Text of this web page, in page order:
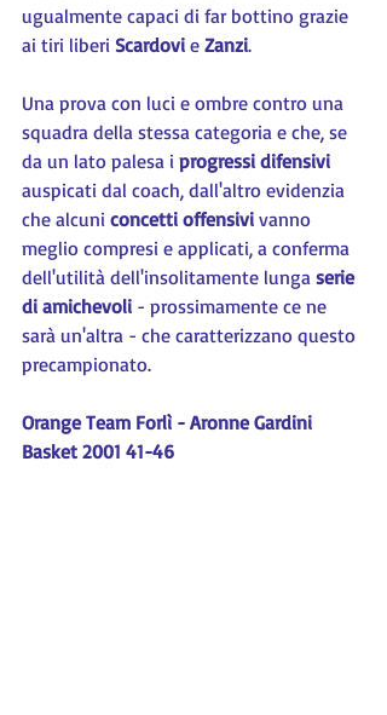
ugualmente capaci di far bottino grazie
ai tiri liberi Scardovi e Zanzi.
Una prova con luci e ombre contro una
squadra della stessa categoria e che, se
da un lato palesa i progressi difensivi
auspicati dal coach, dall'altro evidenzia
che alcuni concetti offensivi vanno
meglio compresi e applicati, a conferma
dell'utilità dell'insolitamente lunga serie
di amichevoli - prossimamente ce ne
sarà un'altra - che caratterizzano questo
precampionato.
Orange Team Forlì - Aronne Gardini
Basket 2001 41-46